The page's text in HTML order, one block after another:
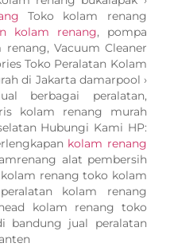
Toko kolam renang
kolam renang, pompa
Vacuum Cleaner
Toko Peralatan Kolam
di Jakarta damarpool ›
berbagai peralatan,
kolam renang murah
Hubungi Kami HP:
kolam renang
alat pembersih
renang toko kolam
kolam renang
kolam renang toko
bandung jual peralatan